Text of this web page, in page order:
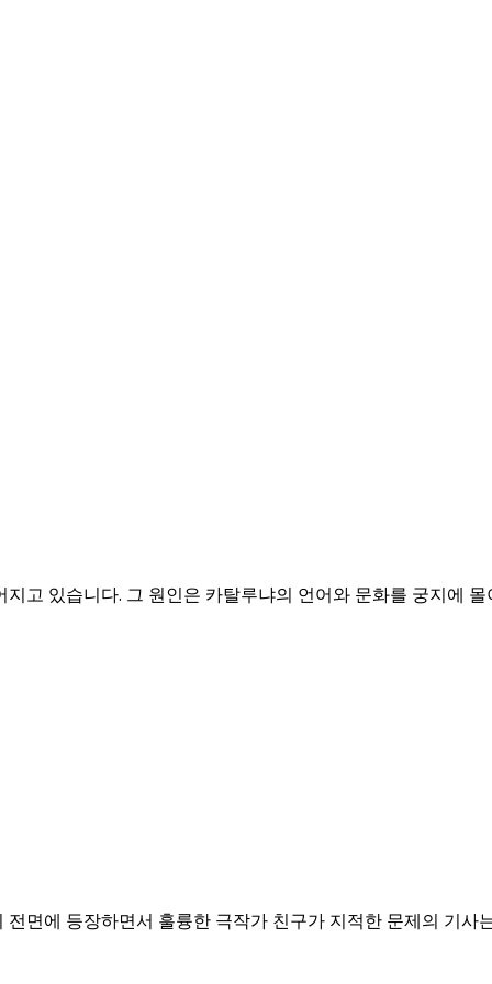
고 있습니다. 그 원인은 카탈루냐의 언어와 문화를 궁지에
면에 등장하면서 훌륭한 극작가 친구가 지적한 문제의 기사